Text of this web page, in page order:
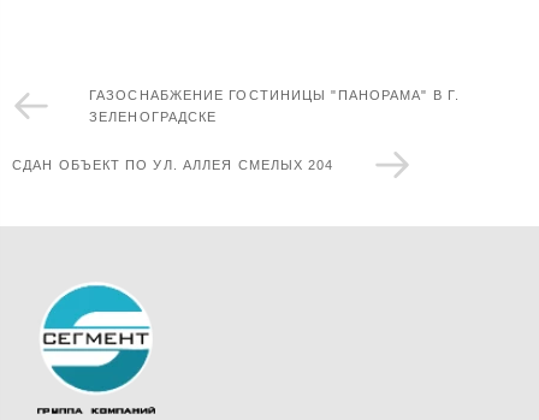
ГАЗОСНАБЖЕНИЕ ГОСТИНИЦЫ "ПАНОРАМА" В Г.
ЗЕЛЕНОГРАДСКЕ
СДАН ОБЪЕКТ ПО УЛ. АЛЛЕЯ СМЕЛЫХ 204